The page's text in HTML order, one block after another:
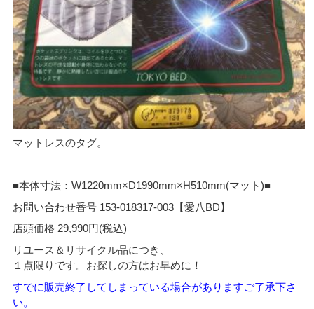
マットレスのタグ。
■本体寸法：W1220mm×D1990mm×H510mm(マット)■
お問い合わせ番号 153-018317-003【愛八BD】
店頭価格 29,990円(税込)
リユース＆リサイクル品につき、
１点限りです。お探しの方はお早めに！
すでに販売終了してしまっている場合がありますご了承下さ
い。